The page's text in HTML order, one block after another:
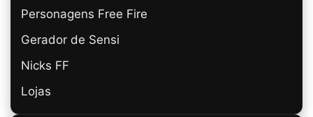
Personagens Free Fire
Gerador de Sensi
Nicks FF
Lojas